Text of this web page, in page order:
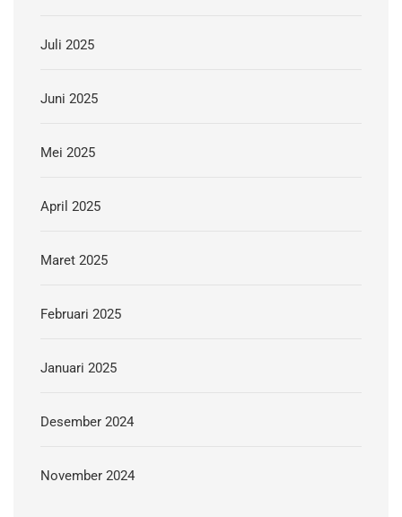
Juli 2025
Juni 2025
Mei 2025
April 2025
Maret 2025
Februari 2025
Januari 2025
Desember 2024
November 2024